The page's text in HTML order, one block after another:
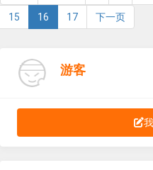
15 16 17 下一页
游客